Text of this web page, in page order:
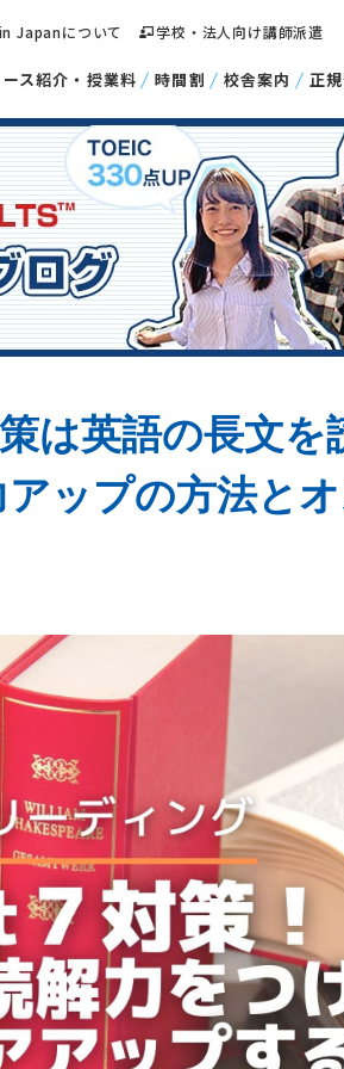
ス紹介・授業料 時間割 校舎案内 正
Japanについて 学校・法人向け講師派遣
は英語の長文を
ップの方法と